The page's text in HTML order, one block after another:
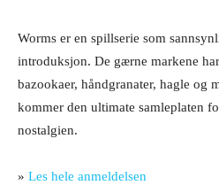
Worms er en spillserie som
introduksjon. De gærne markene
bazookaer, håndgranater, hagle og
kommer den ultimate samleplaten
nostalgien.
» Les hele anmeldelsen